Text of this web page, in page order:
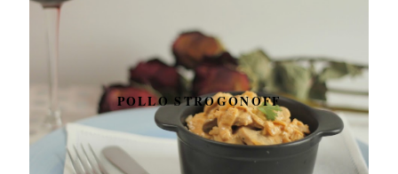
TARTA DE MANZANA DE MI
MADRE